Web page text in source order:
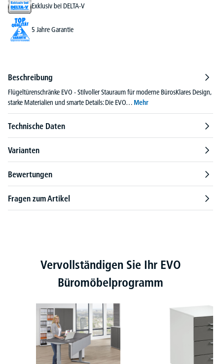
Exklusiv bei DELTA-V
5 Jahre Garantie
Beschreibung
Flügeltürenschränke EVO - Stilvoller Stauraum für moderne BürosKlares Design,
starke Materialien und smarte Details: Die EVO… Mehr
Technische Daten
Varianten
Bewertungen
Fragen zum Artikel
Produktgalerie überspringen
Vervollständigen Sie Ihr EVO
Büromöbelprogramm